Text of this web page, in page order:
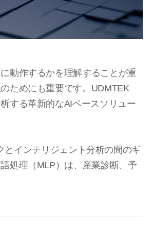
動作するかを理解することが重
ためにも重要です。UDMTEK
する革新的なAIベースソリュー
とインテリジェント分析の間のギ
処理（MLP）は、産業診断、予